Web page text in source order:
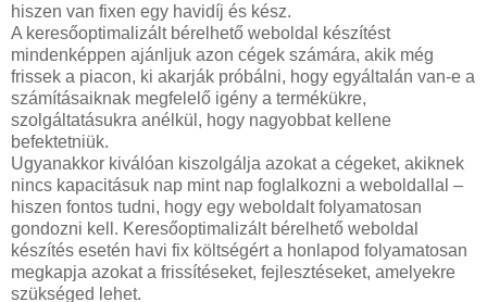
hiszen van fixen egy havidíj és kész.
A keresőoptimalizált bérelhető weboldal készítést
mindenképpen ajánljuk azon cégek számára, akik még
frissek a piacon, ki akarják próbálni, hogy egyáltalán van-e a
számításaiknak megfelelő igény a termékükre,
szolgáltatásukra anélkül, hogy nagyobbat kellene
befektetniük.
Ugyanakkor kiválóan kiszolgálja azokat a cégeket, akiknek
nincs kapacitásuk nap mint nap foglalkozni a weboldallal –
hiszen fontos tudni, hogy egy weboldalt folyamatosan
gondozni kell. Keresőoptimalizált bérelhető weboldal
készítés esetén havi fix költségért a honlapod folyamatosan
megkapja azokat a frissítéseket, fejlesztéseket, amelyekre
szükséged lehet.